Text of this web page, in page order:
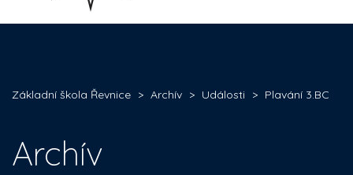
Základní škola Řevnice > Archív > Události > Plavání 3.BC
Archív